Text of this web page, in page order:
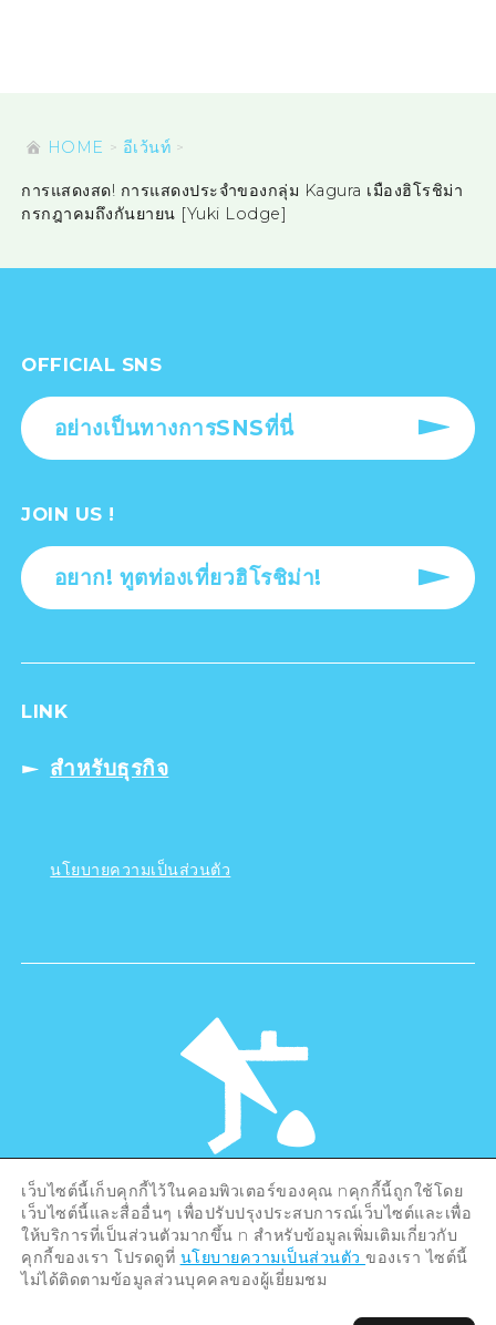
HOME อีเว้นท์
การแสดงสด! การแสดงประจำของกลุ่ม Kagura เมืองฮิโรชิม่า
กรกฎาคมถึงกันยายน [Yuki Lodge]
OFFICIAL SNS
อย่างเป็นทางการSNSที่นี่
JOIN US !
อยาก! ทูตท่องเที่ยวฮิโรชิม่า!
LINK
สำหรับธุรกิจ
นโยบายความเป็นส่วนตัว
©Hiroshima Tourism Association /
Hiroshima Prefecture / Hiroshima City .
All rights reserved
เว็บไซต์นี้เก็บคุกกี้ไว้ในคอมพิวเตอร์ของคุณ nคุกกี้นี้ถูกใช้โดย
เว็บไซต์นี้และสื่ออื่นๆ เพื่อปรับปรุงประสบการณ์เว็บไซต์และเพื่อ
ให้บริการที่เป็นส่วนตัวมากขึ้น n สำหรับข้อมูลเพิ่มเติมเกี่ยวกับ
คุกกี้ของเรา โปรดดูที่ นโยบายความเป็นส่วนตัวของเรา ไซต์นี้
ไม่ได้ติดตามข้อมูลส่วนบุคคลของผู้เยี่ยมชม